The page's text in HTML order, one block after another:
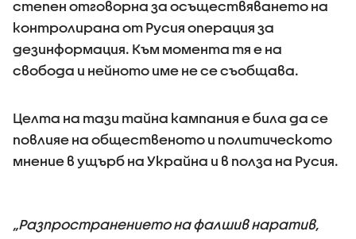
степен отговорна за осъществяването на
контролирана от Русия операция за
дезинформация. Към момента тя е на
свобода и нейното име не се съобщава.
Целта на тази тайна кампания е била да се
повлияе на общественото и политическото
мнение в ущърб на Украйна и в полза на Русия.
„Разпространението на фалшив наратив,